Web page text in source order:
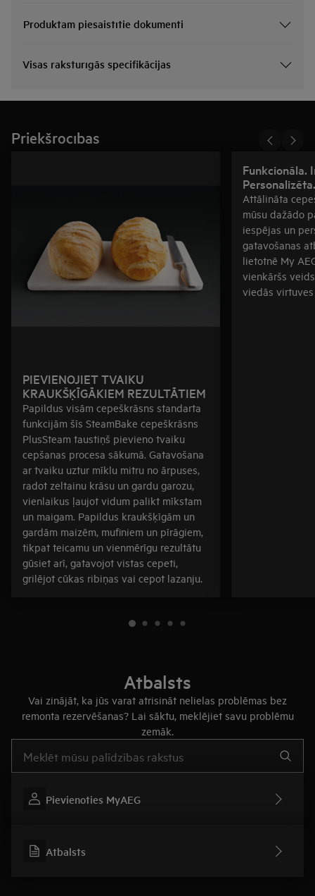
Produktam piesaistītie dokumenti
Visas raksturīgās specifikācijas
Priekšrocības
PIEVIENOJIET TVAIKU
KRAUKŠĶĪGĀKIEM REZULTĀTIEM
Papildus visām cepeškrāsns standarta
funkcijām šīs SteamBake cepeškrāsns
PlusSteam taustiņš pievieno tvaiku
cepšanas procesa sākumā. Gatavošana
ar tvaiku uztur mīklu mitru no ārpuses,
radot zeltainu krāsu un gardu garozu,
vienlaikus ļaujot vidum palikt mīkstam
un maigam. Papildus kraukšķīgām un
gardām maizēm, mufiniem un pīrāgiem,
tikpat teicamu un vienmērīgu rezultātu
gūsiet arī, gatavojot vistas cepeti,
grilējot cūkas ribiņas vai cepot lazanju.
Funkcionāla.
Attālināta
mūsu dažādo
iespējas un
gatavošanas
lietotnē My
vienkāršs
viedās
Atbalsts
Vai zinājāt, ka jūs varat atrisināt nelielas problēmas bez
remonta rezervēšanas? Lai sāktu, meklējiet savu problēmu
zemāk.
Pievienoties MyAEG
Atbalsts